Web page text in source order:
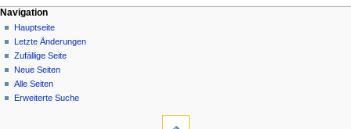
Navigation
Hauptseite
Letzte Änderungen
Zufällige Seite
Neue Seiten
Alle Seiten
Erweiterte Suche